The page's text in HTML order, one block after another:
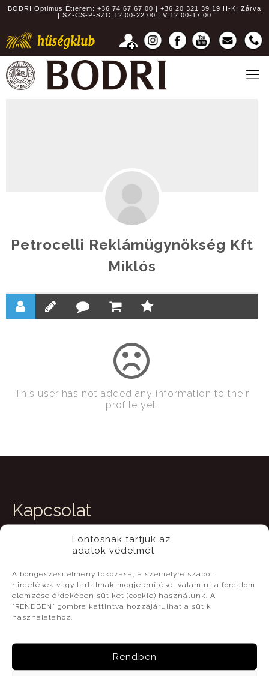
Fontosnak tartjuk az
adatok védelmét
A böngészési élmény fokozása, a személyre szabott
hirdetések vagy tartalmak megjelenítése, valamint a forgalom
elemzése érdekében sütiket (cookie) használunk. A
"RENDBEN" gombra kattintva hozzájárulhat a sütik
használatához.
Rendben
BODRI Optimus Étterem: +36 74 67 67 00 | +36 20 321 39 19 H-K: Zárva
| SZ-CS-P-SZO:12:00-22:00 | V:12:00-17:00
Petrocelli Reklámügynökség Kft
Miklós
This user has not added any information to their
profile yet.
Kapcsolat
Szekszárd, Bodri Pincészet
címet!
Megközelítés